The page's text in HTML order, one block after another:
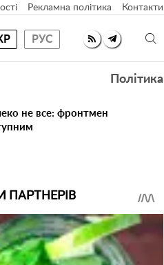
Рекламна політика Контакти
РУС
Політика
не все: фронтмен
ПАРТНЕРІВ